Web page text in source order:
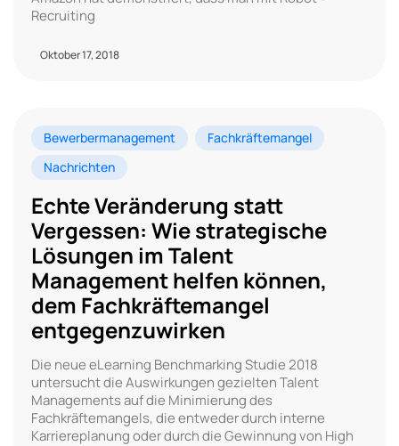
Recruiting
Oktober 17, 2018
Bewerbermanagement
Fachkräftemangel
Nachrichten
Echte Veränderung statt
Vergessen: Wie strategische
Lösungen im Talent
Management helfen können,
dem Fachkräftemangel
entgegenzuwirken
Die neue eLearning Benchmarking Studie 2018
untersucht die Auswirkungen gezielten Talent
Managements auf die Minimierung des
Fachkräftemangels, die entweder durch interne
Karriereplanung oder durch die Gewinnung von High